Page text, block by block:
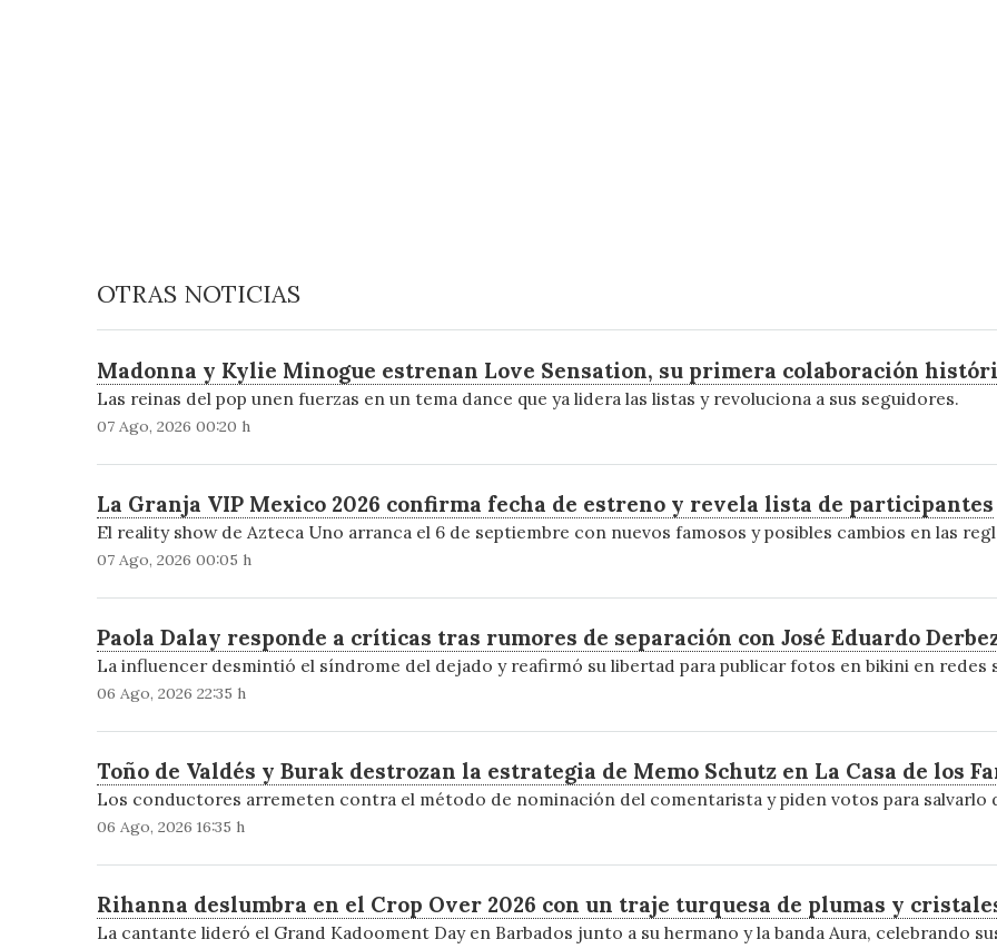
OTRAS NOTICIAS
Madonna y Kylie Minogue estrenan Love Sensation, su primera colaboración
Las reinas del pop unen fuerzas en un tema dance que ya lidera las listas y revoluciona a sus seguidores.
07 Ago, 2026 00:20 h
La Granja VIP Mexico 2026 confirma fecha de estreno y revela lista de participantes
El reality show de Azteca Uno arranca el 6 de septiembre con nuevos famosos y posibles cambios en las
07 Ago, 2026 00:05 h
Paola Dalay responde a críticas tras rumores de separación con José Eduardo
La influencer desmintió el síndrome del dejado y reafirmó su libertad para publicar fotos en bikini en redes
06 Ago, 2026 22:35 h
Toño de Valdés y Burak destrozan la estrategia de Memo Schutz en La Casa de los
Los conductores arremeten contra el método de nominación del comentarista y piden votos para salvarlo
06 Ago, 2026 16:35 h
Rihanna deslumbra en el Crop Over 2026 con un traje turquesa de plumas y
La cantante lideró el Grand Kadooment Day en Barbados junto a su hermano y la banda Aura, celebrando